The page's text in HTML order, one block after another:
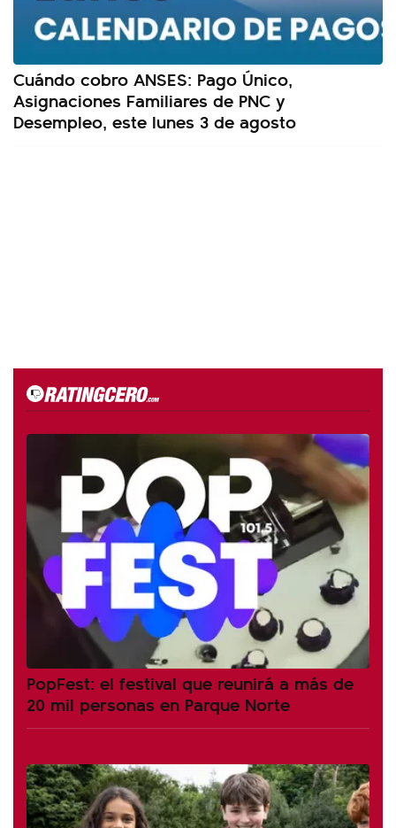
Cuándo cobro ANSES: Pago Único,
Asignaciones Familiares de PNC y
Desempleo, este lunes 3 de agosto
PopFest: el festival que reunirá a más de
20 mil personas en Parque Norte